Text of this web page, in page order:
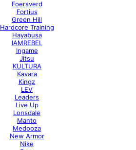
Foersverd
Fortius
Green Hill
Hardcore Training
Hayabusa
IAMREBEL
Ingame
Jitsu
KULTURA
Kavara
Kingz
LEV
Leaders
Live Up
Lonsdale
Manto
Medooza
New Armor
Nike